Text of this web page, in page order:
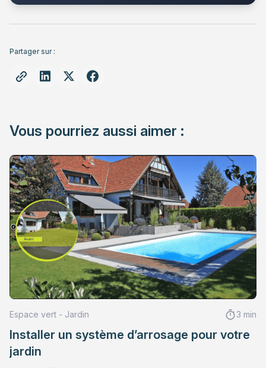
Partager sur :
Vous pourriez aussi aimer :
Espace vert - Jardin 3 min
Installer un système d’arrosage pour votre
jardin